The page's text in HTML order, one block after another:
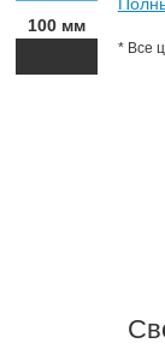
100 мм
* Все